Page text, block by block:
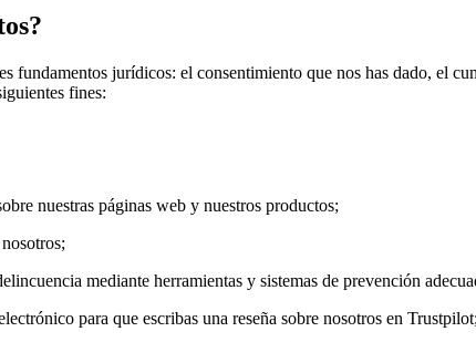
fundamentos jurídicos: el consentimiento que nos has dado, el
fines:
nuestras páginas web y nuestros productos;
mediante herramientas y sistemas de prevención
para que escribas una reseña sobre nosotros en Trustpilot;